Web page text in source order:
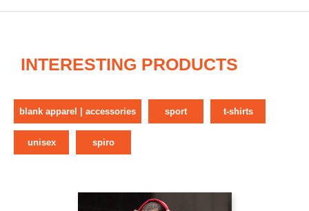
INTERESTING PRODUCTS
blank apparel | accessories sport t-shirts
unisex spiro